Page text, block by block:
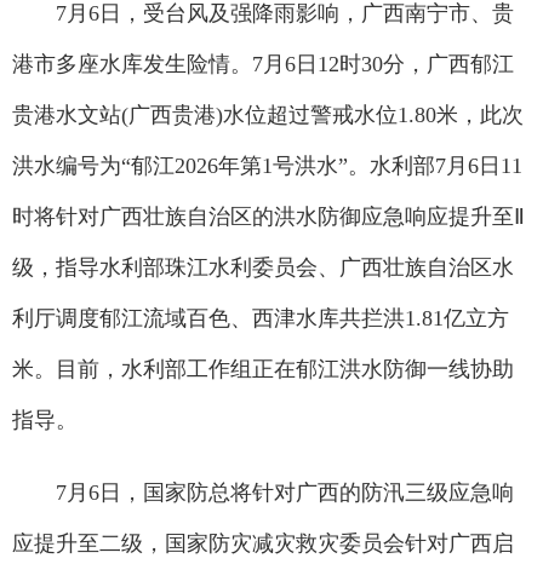
7月6日，受台风及强降雨影响，广西南宁市、贵
港市多座水库发生险情。7月6日12时30分，广西郁江
贵港水文站(广西贵港)水位超过警戒水位1.80米，此次
洪水编号为“郁江2026年第1号洪水”。水利部7月6日11
时将针对广西壮族自治区的洪水防御应急响应提升至Ⅱ
级，指导水利部珠江水利委员会、广西壮族自治区水
利厅调度郁江流域百色、西津水库共拦洪1.81亿立方
米。目前，水利部工作组正在郁江洪水防御一线协助
指导。
7月6日，国家防总将针对广西的防汛三级应急响
应提升至二级，国家防灾减灾救灾委员会针对广西启